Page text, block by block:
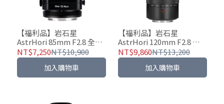
【福利品】岩石星
AstrHori 85mm F2.8 全片
幅 移軸微距鏡頭 微距 人像
攝影
NT$7,250NT$10,900
加入購物車
【福利品】岩石星
AstrHori 120mm F2.8 全
片幅 中長焦微距鏡頭
NT$9,860NT$13,200
加入購物車